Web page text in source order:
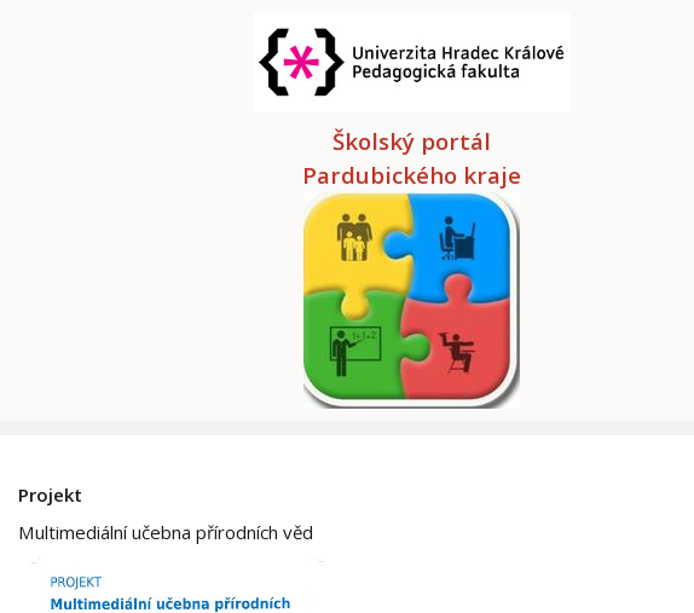
Školský portál
Pardubického kraje
Projekt
Multimediální učebna přírodních věd